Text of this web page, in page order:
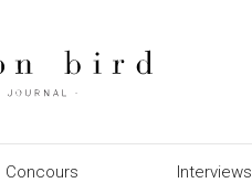
Concours Interviews